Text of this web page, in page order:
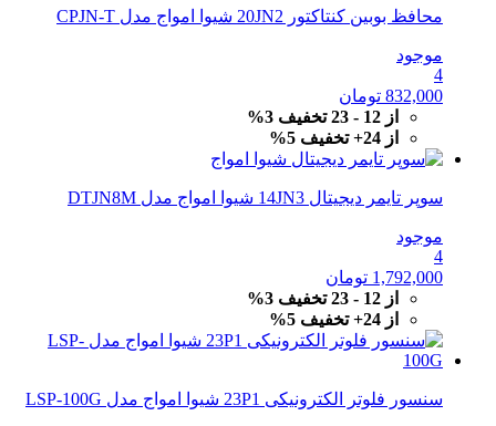
محافظ بوبین کنتاکتور 20JN2 شیوا امواج مدل CPJN-T
موجود
4
832,000 تومان
از 12 - 23 تخفیف 3%
از 24+ تخفیف 5%
سوپر تایمر دیجیتال 14JN3 شیوا امواج مدل DTJN8M
موجود
4
1,792,000 تومان
از 12 - 23 تخفیف 3%
از 24+ تخفیف 5%
سنسور فلوتر الکترونیکی 23P1 شیوا امواج مدل LSP-100G